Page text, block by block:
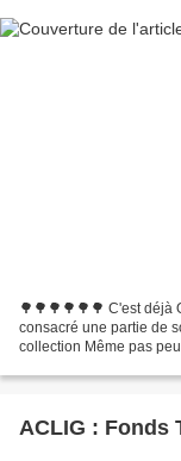
🌳🌳🌳🌳🌳🌳 C'est déjà
consacré une partie de
collection Même pas
ACLIG : Fonds